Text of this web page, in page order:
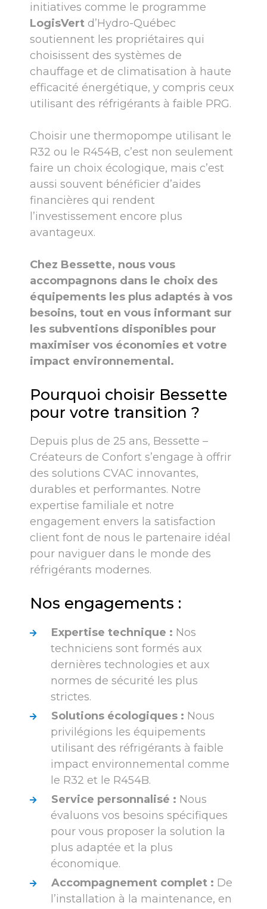
initiatives comme le programme
LogisVert d’Hydro-Québec
soutiennent les propriétaires qui
choisissent des systèmes de
chauffage et de climatisation à haute
efficacité énergétique, y compris ceux
utilisant des réfrigérants à faible PRG.
Choisir une thermopompe utilisant le
R32 ou le R454B, c’est non seulement
faire un choix écologique, mais c’est
aussi souvent bénéficier d’aides
financières qui rendent
l’investissement encore plus
avantageux.
Chez Bessette, nous vous
accompagnons dans le choix des
équipements les plus adaptés à vos
besoins, tout en vous informant sur
les subventions disponibles pour
maximiser vos économies et votre
impact environnemental.
Pourquoi choisir Bessette
pour votre transition ?
Depuis plus de 25 ans, Bessette –
Créateurs de Confort s’engage à offrir
des solutions CVAC innovantes,
durables et performantes. Notre
expertise familiale et notre
engagement envers la satisfaction
client font de nous le partenaire idéal
pour naviguer dans le monde des
réfrigérants modernes.
Nos engagements :
Expertise technique : Nos
techniciens sont formés aux
dernières technologies et aux
normes de sécurité les plus
strictes.
Solutions écologiques : Nous
privilégions les équipements
utilisant des réfrigérants à faible
impact environnemental comme
le R32 et le R454B.
Service personnalisé : Nous
évaluons vos besoins spécifiques
pour vous proposer la solution la
plus adaptée et la plus
économique.
Accompagnement complet : De
l’installation à la maintenance, en